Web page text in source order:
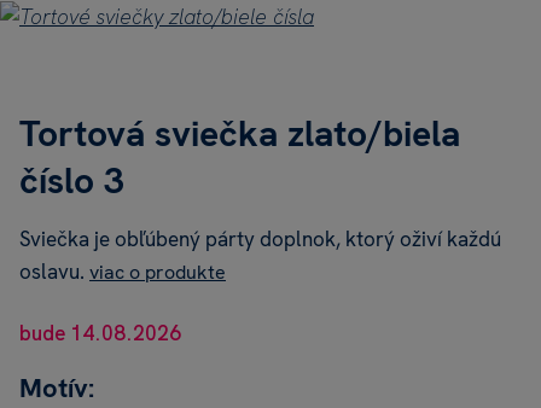
Tortová sviečka zlato/biela
číslo 3
Sviečka je obľúbený párty doplnok, ktorý oživí každú
oslavu. viac o produkte
bude 14.08.2026
Motív: